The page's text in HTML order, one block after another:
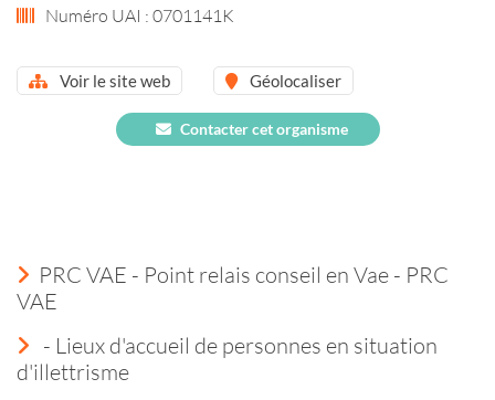
Numéro UAI : 0701141K
Voir le site web Géolocaliser
Contacter cet organisme
PRC VAE - Point relais conseil en Vae - PRC
VAE
- Lieux d'accueil de personnes en situation
d'illettrisme